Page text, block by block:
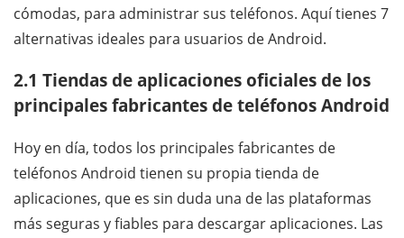
cómodas, para administrar sus teléfonos. Aquí tienes 7
alternativas ideales para usuarios de Android.
2.1 Tiendas de aplicaciones oficiales de los
principales fabricantes de teléfonos Android
Hoy en día, todos los principales fabricantes de
teléfonos Android tienen su propia tienda de
aplicaciones, que es sin duda una de las plataformas
más seguras y fiables para descargar aplicaciones. Las